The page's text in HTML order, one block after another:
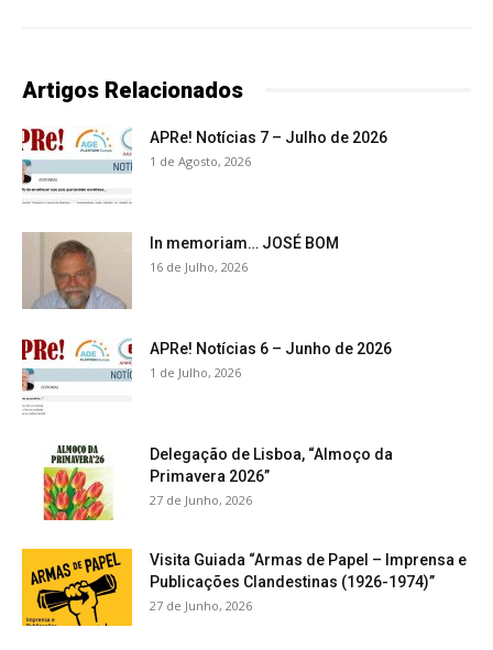
Artigos Relacionados
APRe! Notícias 7 – Julho de 2026
1 de Agosto, 2026
In memoriam… JOSÉ BOM
16 de Julho, 2026
APRe! Notícias 6 – Junho de 2026
1 de Julho, 2026
Delegação de Lisboa, “Almoço da
Primavera 2026”
27 de Junho, 2026
Visita Guiada “Armas de Papel – Imprensa e
Publicações Clandestinas (1926-1974)”
27 de Junho, 2026